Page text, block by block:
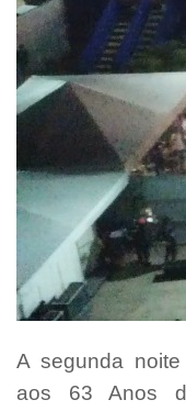
A segunda
aos 63 Anos